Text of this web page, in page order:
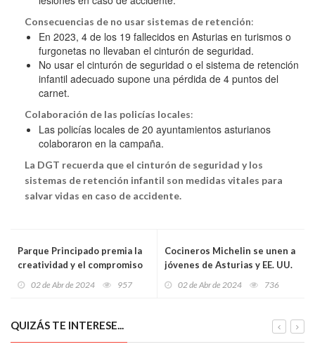
Consecuencias de no usar sistemas de retención:
En 2023, 4 de los 19 fallecidos en Asturias en turismos o
furgonetas no llevaban el cinturón de seguridad.
No usar el cinturón de seguridad o el sistema de retención
infantil adecuado supone una pérdida de 4 puntos del
carnet.
Colaboración de las policías locales:
Las policías locales de 20 ayuntamientos asturianos
colaboraron en la campaña.
La DGT recuerda que el cinturón de seguridad y los
sistemas de retención infantil son medidas vitales para
salvar vidas en caso de accidente.
Parque Principado premia la
creatividad y el compromiso
02 de Abr de 2024 957
Cocineros Michelin se unen a
jóvenes de Asturias y EE. UU.
02 de Abr de 2024 736
QUIZÁS TE INTERESE...